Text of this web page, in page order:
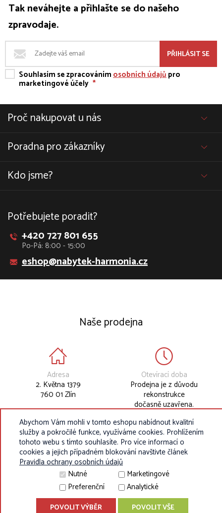
Tak neváhejte a přihlašte se do našeho
zpravodaje.
PŘIHLÁSIT SE
Souhlasím se zpracovánímosobních údajůpro
marketingové účely *
Proč nakupovat u nás
Poradna pro zákazníky
Kdo jsme?
Potřebujete poradit?
+420 727 801 655
Po-Pá: 8:00 - 15:00
eshop@nabytek-harmonia.cz
Naše prodejna
Adresa
2. Května 1379
760 01 Zlín
Otevírací doba
Prodejna je z důvodu
rekonstrukce
dočasně uzavřena.
Abychom Vám mohli v tomto eshopu nabídnout kvalitní
služby a pokročilé funkce, využíváme cookies. Prohlížením
tohoto webu s tímto souhlasíte. Pro více informací o
cookies a jejich případném blokování navštivte článek
Pravidla ochrany osobních údajů
Nutné
Marketingové
Preferenční
Analytické
POVOLIT VÝBĚR POVOLIT VŠE